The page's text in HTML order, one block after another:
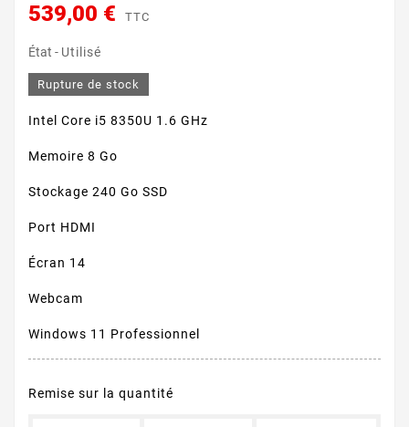
539,00 € TTC
État - Utilisé
Rupture de stock
Intel Core i5 8350U 1.6 GHz
Memoire 8 Go
Stockage 240 Go SSD
Port HDMI
Écran 14
Webcam
Windows 11 Professionnel
Remise sur la quantité